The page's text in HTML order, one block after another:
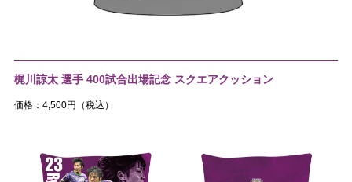
梶川諒太 選手 400試合出場記念 スクエアクッション
価格：4,500円（税込）